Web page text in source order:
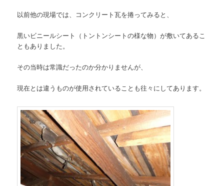
以前他の現場では、コンクリート瓦を捲ってみると、
黒いビニールシート（トントンシートの様な物）が敷いてあるこ
ともありました。
その当時は常識だったのか分かりませんが、
現在とは違うものが使用されていることも往々にしてあります。